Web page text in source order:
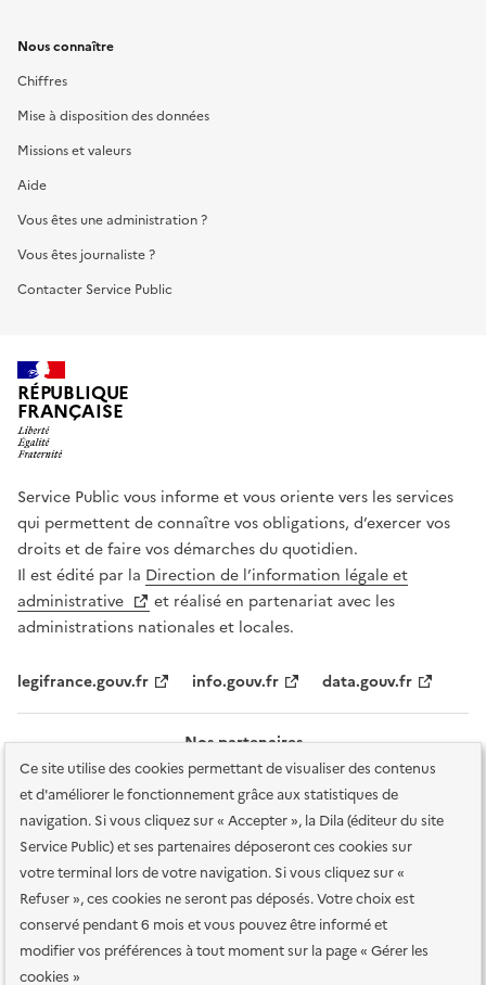
Ce site utilise des cookies permettant de visualiser des contenus
et d'améliorer le fonctionnement grâce aux statistiques de
navigation. Si vous cliquez sur « Accepter », la Dila (éditeur du site
Service Public) et ses partenaires déposeront ces cookies sur
votre terminal lors de votre navigation. Si vous cliquez sur «
Refuser », ces cookies ne seront pas déposés. Votre choix est
conservé pendant 6 mois et vous pouvez être informé et
modifier vos préférences à tout moment sur la page « Gérer les
cookies »
Nous connaître
Chiffres
Mise à disposition des données
Missions et valeurs
Aide
Vous êtes une administration ?
Vous êtes journaliste ?
Contacter Service Public
RÉPUBLIQUE
FRANÇAISE
Service Public vous informe et vous oriente vers les services
qui permettent de connaître vos obligations, d’exercer vos
droits et de faire vos démarches du quotidien.
Il est édité par la Direction de l’information légale et
administrative
et réalisé en partenariat avec les
administrations nationales et locales.
legifrance.gouv.fr info.gouv.fr data.gouv.fr
Nos partenaires
Plan du site Accessibilité : totalement conforme
Accessibilité des
services en ligne Mentions légales Données personnelles et sécurité
Conditions générales d'utilisation Gestion des cookies